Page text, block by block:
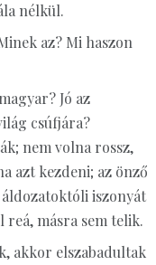
nélkül.
az? Mi haszon
Jó az
csúfjára?
nem volna rossz,
azt kezdeni; az önző
iszonyát
reá, másra sem telik.
akkor elszabadultak